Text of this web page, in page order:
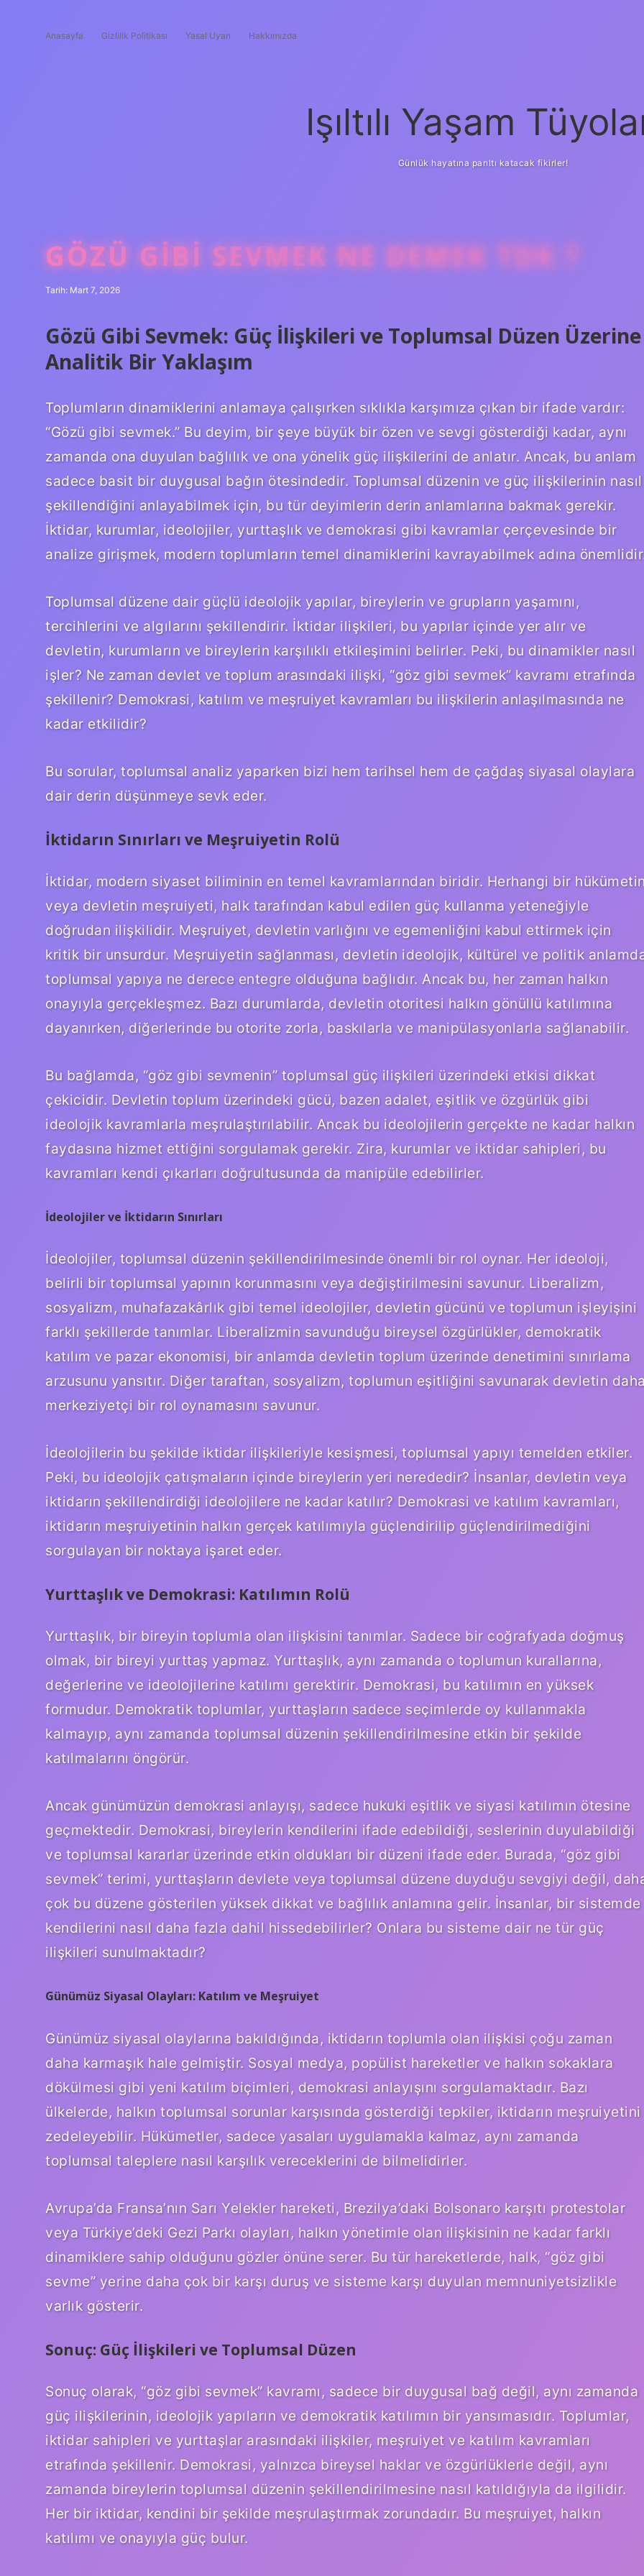
Anasayfa Gizlilik Politikası Yasal Uyarı Hakkımızda
Işıltılı Yaşam
Günlük hayatına parıltı katacak fikirler!
GÖZÜ GIBI SEVMEK NE DEMEK TDK ?
Tarih: Mart 7, 2026
Gözü Gibi Sevmek: Güç İlişkileri ve Toplumsal Düzen Üzerine
Analitik Bir Yaklaşım
Toplumların dinamiklerini anlamaya çalışırken sıklıkla karşımıza çıkan bir ifade vardır:
“Gözü gibi sevmek.” Bu deyim, bir şeye büyük bir özen ve sevgi gösterdiği kadar, aynı
zamanda ona duyulan bağlılık ve ona yönelik güç ilişkilerini de anlatır. Ancak, bu anlam
sadece basit bir duygusal bağın ötesindedir. Toplumsal düzenin ve güç ilişkilerinin nasıl
şekillendiğini anlayabilmek için, bu tür deyimlerin derin anlamlarına bakmak gerekir.
İktidar, kurumlar, ideolojiler, yurttaşlık ve demokrasi gibi kavramlar çerçevesinde bir
analize girişmek, modern toplumların temel dinamiklerini kavrayabilmek adına
Toplumsal düzene dair güçlü ideolojik yapılar, bireylerin ve grupların yaşamını,
tercihlerini ve algılarını şekillendirir. İktidar ilişkileri, bu yapılar içinde yer alır ve
devletin, kurumların ve bireylerin karşılıklı etkileşimini belirler. Peki, bu dinamikler nasıl
işler? Ne zaman devlet ve toplum arasındaki ilişki, “göz gibi sevmek” kavramı etrafında
şekillenir? Demokrasi, katılım ve meşruiyet kavramları bu ilişkilerin anlaşılmasında ne
kadar etkilidir?
Bu sorular, toplumsal analiz yaparken bizi hem tarihsel hem de çağdaş siyasal olaylara
dair derin düşünmeye sevk eder.
İktidarın Sınırları ve Meşruiyetin Rolü
İktidar, modern siyaset biliminin en temel kavramlarından biridir. Herhangi bir
veya devletin meşruiyeti, halk tarafından kabul edilen güç kullanma yeteneğiyle
doğrudan ilişkilidir. Meşruiyet, devletin varlığını ve egemenliğini kabul ettirmek için
kritik bir unsurdur. Meşruiyetin sağlanması, devletin ideolojik, kültürel ve politik
toplumsal yapıya ne derece entegre olduğuna bağlıdır. Ancak bu, her zaman halkın
onayıyla gerçekleşmez. Bazı durumlarda, devletin otoritesi halkın gönüllü katılımına
dayanırken, diğerlerinde bu otorite zorla, baskılarla ve manipülasyonlarla sağlanabilir.
Bu bağlamda, “göz gibi sevmenin” toplumsal güç ilişkileri üzerindeki etkisi dikkat
çekicidir. Devletin toplum üzerindeki gücü, bazen adalet, eşitlik ve özgürlük gibi
ideolojik kavramlarla meşrulaştırılabilir. Ancak bu ideolojilerin gerçekte ne kadar halkın
faydasına hizmet ettiğini sorgulamak gerekir. Zira, kurumlar ve iktidar sahipleri, bu
kavramları kendi çıkarları doğrultusunda da manipüle edebilirler.
İdeolojiler ve İktidarın Sınırları
İdeolojiler, toplumsal düzenin şekillendirilmesinde önemli bir rol oynar. Her ideoloji,
belirli bir toplumsal yapının korunmasını veya değiştirilmesini savunur. Liberalizm,
sosyalizm, muhafazakârlık gibi temel ideolojiler, devletin gücünü ve toplumun işleyişini
farklı şekillerde tanımlar. Liberalizmin savunduğu bireysel özgürlükler, demokratik
katılım ve pazar ekonomisi, bir anlamda devletin toplum üzerinde denetimini sınırlama
arzusunu yansıtır. Diğer taraftan, sosyalizm, toplumun eşitliğini savunarak devletin
merkeziyetçi bir rol oynamasını savunur.
İdeolojilerin bu şekilde iktidar ilişkileriyle kesişmesi, toplumsal yapıyı temelden etkiler.
Peki, bu ideolojik çatışmaların içinde bireylerin yeri nerededir? İnsanlar, devletin veya
iktidarın şekillendirdiği ideolojilere ne kadar katılır? Demokrasi ve katılım kavramları,
iktidarın meşruiyetinin halkın gerçek katılımıyla güçlendirilip güçlendirilmediğini
sorgulayan bir noktaya işaret eder.
Yurttaşlık ve Demokrasi: Katılımın Rolü
Yurttaşlık, bir bireyin toplumla olan ilişkisini tanımlar. Sadece bir coğrafyada doğmuş
olmak, bir bireyi yurttaş yapmaz. Yurttaşlık, aynı zamanda o toplumun kurallarına,
değerlerine ve ideolojilerine katılımı gerektirir. Demokrasi, bu katılımın en yüksek
formudur. Demokratik toplumlar, yurttaşların sadece seçimlerde oy kullanmakla
kalmayıp, aynı zamanda toplumsal düzenin şekillendirilmesine etkin bir şekilde
katılmalarını öngörür.
Ancak günümüzün demokrasi anlayışı, sadece hukuki eşitlik ve siyasi katılımın ötesine
geçmektedir. Demokrasi, bireylerin kendilerini ifade edebildiği, seslerinin duyulabildiği
ve toplumsal kararlar üzerinde etkin oldukları bir düzeni ifade eder. Burada, “göz gibi
sevmek” terimi, yurttaşların devlete veya toplumsal düzene duyduğu sevgiyi değil,
çok bu düzene gösterilen yüksek dikkat ve bağlılık anlamına gelir. İnsanlar, bir sistemde
kendilerini nasıl daha fazla dahil hissedebilirler? Onlara bu sisteme dair ne tür güç
ilişkileri sunulmaktadır?
Günümüz Siyasal Olayları: Katılım ve Meşruiyet
Günümüz siyasal olaylarına bakıldığında, iktidarın toplumla olan ilişkisi çoğu zaman
daha karmaşık hale gelmiştir. Sosyal medya, popülist hareketler ve halkın sokaklara
dökülmesi gibi yeni katılım biçimleri, demokrasi anlayışını sorgulamaktadır. Bazı
ülkelerde, halkın toplumsal sorunlar karşısında gösterdiği tepkiler, iktidarın meşruiyetini
zedeleyebilir. Hükümetler, sadece yasaları uygulamakla kalmaz, aynı zamanda
toplumsal taleplere nasıl karşılık vereceklerini de bilmelidirler.
Avrupa’da Fransa’nın Sarı Yelekler hareketi, Brezilya’daki Bolsonaro karşıtı protestolar
veya Türkiye’deki Gezi Parkı olayları, halkın yönetimle olan ilişkisinin ne kadar farklı
dinamiklere sahip olduğunu gözler önüne serer. Bu tür hareketlerde, halk, “göz gibi
sevme” yerine daha çok bir karşı duruş ve sisteme karşı duyulan memnuniyetsizlikle
varlık gösterir.
Sonuç: Güç İlişkileri ve Toplumsal Düzen
Sonuç olarak, “göz gibi sevmek” kavramı, sadece bir duygusal bağ değil, aynı zamanda
güç ilişkilerinin, ideolojik yapıların ve demokratik katılımın bir yansımasıdır. Toplumlar,
iktidar sahipleri ve yurttaşlar arasındaki ilişkiler, meşruiyet ve katılım kavramları
etrafında şekillenir. Demokrasi, yalnızca bireysel haklar ve özgürlüklerle değil, aynı
zamanda bireylerin toplumsal düzenin şekillendirilmesine nasıl katıldığıyla da ilgilidir.
Her bir iktidar, kendini bir şekilde meşrulaştırmak zorundadır. Bu meşruiyet, halkın
katılımı ve onayıyla güç bulur.